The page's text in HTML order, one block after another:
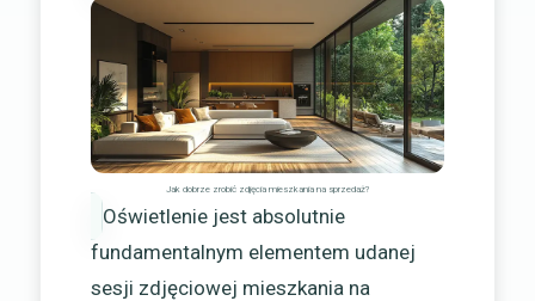
Jak dobrze zrobić zdjęcia mieszkania na sprzedaż?
Oświetlenie jest absolutnie
fundamentalnym elementem udanej
sesji zdjęciowej mieszkania na